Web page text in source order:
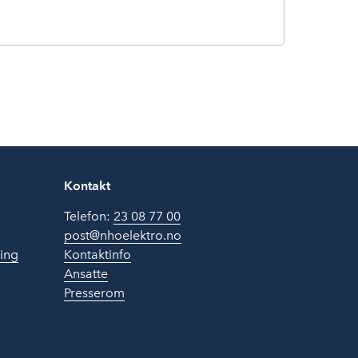
Kontakt
Telefon: 23 08 77 00
post@nhoelektro.no
Kontaktinfo
Ansatte
Presserom